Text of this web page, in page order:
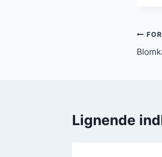
Lignende